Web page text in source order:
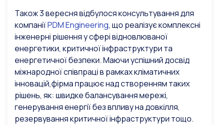
Також 3 вересня відбулося консультування для
компаніїPDM Engineering, що реалізує комплексні
інженерні рішення у сфері відновлюваної
енергетики, критичної інфраструктури та
енергетичної безпеки. Маючи успішний досвід
міжнародної співпраці в рамках кліматичних
інновацій,фірма працює над створенням таких
рішень, як: швидке балансування мережі,
генерування енергії без впливу на довкілля,
резервування критичної інфраструктури тощо.